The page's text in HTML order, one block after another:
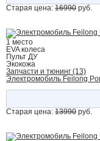
Старая цена: 16990 руб.
1 место
EVA колеса
Пульт ДУ
Экокожа
Запчасти и тюнинг (13)
Электромобиль Feilong
Старая цена: 13990 руб.